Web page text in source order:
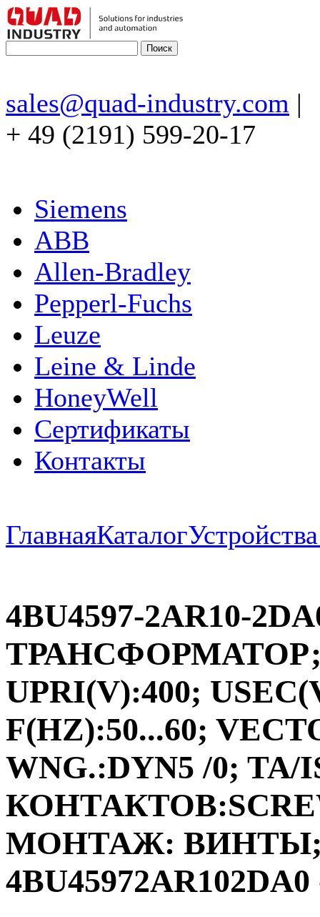
sales@quad-industry.com |
+ 49 (2191) 599-20-17
Siemens
ABB
Allen-Bradley
Pepperl-Fuchs
Leuze
Leine & Linde
HoneyWell
Сертификаты
Контакты
ГлавнаяКаталог
4BU4597-2AR10-
UPRI(V):400;
F(HZ):50...60;
WNG.:DYN5 /0;
МОНТАЖ: ВИНТЫ;